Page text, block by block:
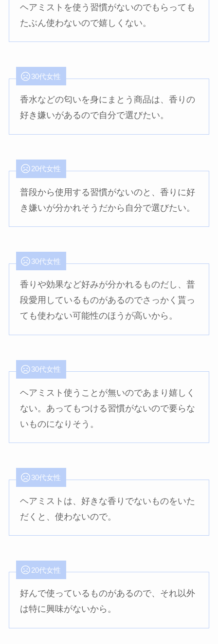
ヘアミストを使う習慣がないのでもらっても
たぶん使わないので嬉しくない。
30代女性
香水などの匂いを身にまとう商品は、香りの
好き嫌いがあるので自分で選びたい。
20代女性
普段から使用する習慣がないのと、香りに好
き嫌いが分かれそうだから自分で選びたい。
30代女性
香りや効果など好みが分かれるものだし、普
段愛用しているものがあるのでさっかく貰っ
ても使わない可能性のほうが高いから。
30代女性
ヘアミスト使うことが無いのであまり嬉しく
ない。あってもつける習慣がないので要らな
いものになりそう。
30代女性
ヘアミストは、好きな香りでないものをいた
だくと、使わないので。
20代女性
好んで使っているものがあるので、それ以外
は特に興味がないから。